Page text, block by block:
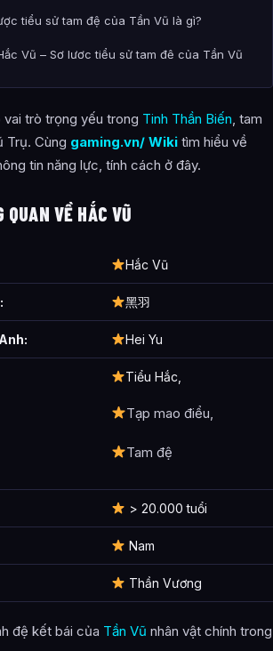
tiểu sử tam đệ của Tần Vũ là gì?
Vũ – Sơ lược tiểu sử tam đệ của Tần Vũ
vai trò trọng yếu trong Tinh Thần Biến , tam
Trụ. Cùng gaming.vn/ Wiki tìm hiểu về
tin năng lực, tính cách ở đây.
VỀ HẮC VŨ
Hắc Vũ
黑羽
Hei Yu
Tiểu Hắc,
Tạp mao điểu,
Tam đệ
> 20.000 tuổi
Nam
Thần Vương
đệ kết bái của Tần Vũ nhân vật chính trong